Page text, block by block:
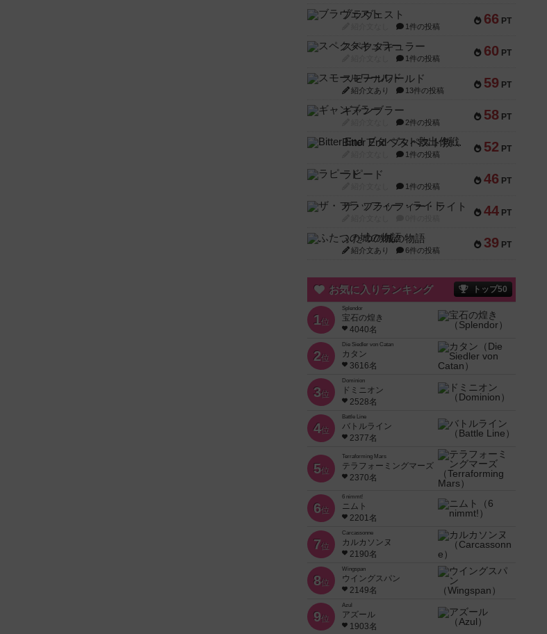
66 PT
ブラヴェスト
1件の投稿
60 PT
スペクタキュラー
1件の投稿
59 PT
スモールワールド
紹介文あり 13件の投稿
58 PT
ギャンブラー
2件の投稿
52 PT
Bitter End ブタペスト救出作戦
1件の投稿
46 PT
ラピード
1件の投稿
44 PT
ザ・フラッフィー・ライト
39 PT
ふたつの城の物語
紹介文あり 6件の投稿
お気に入りランキング トップ50
1位
Splendor
宝石の煌き
4040名
2位
Die Siedler von Catan
カタン
3616名
3位
Dominion
ドミニオン
2528名
4位
Battle Line
バトルライン
2377名
5位
Terraforming Mars
テラフォーミングマーズ
2370名
6位
6 nimmt!
ニムト
2201名
7位
Carcassonne
カルカソンヌ
2190名
8位
Wingspan
ウイングスパン
2149名
9位
Azul
アズール
1903名